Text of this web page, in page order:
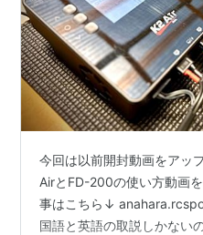
今回は以前開封動画をアッ
AirとFD-200の使い方動画
事はこちら↓
国語と英語の取説しかない